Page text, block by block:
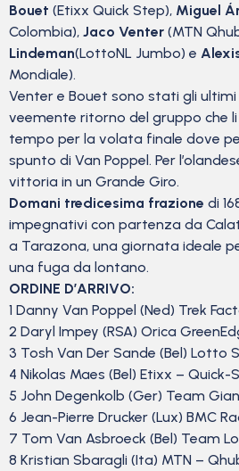
Bouet (Etixx Quick Step), Miguel
Colombia), Jaco Venter (MTN
Lindeman(LottoNL Jumbo) e
Mondiale).
Venter e Bouet sono stati gli
veemente ritorno del gruppo che
tempo per la volata finale dove
spunto di Van Poppel. Per
vittoria in un Grande Giro.
Domani tredicesima frazione di
impegnativi con partenza da
a Tarazona, una giornata ideale
una fuga da lontano.
ORDINE D’ARRIVO:
1 Danny Van Poppel (Ned) Trek
2 Daryl Impey (RSA) Orica
3 Tosh Van Der Sande (Bel) Lotto
4 Nikolas Maes (Bel) Etixx – Quick-
5 John Degenkolb (Ger) Team
6 Jean-Pierre Drucker (Lux) BMC
7 Tom Van Asbroeck (Bel) Team
8 Kristian Sbaragli (Ita) MTN –